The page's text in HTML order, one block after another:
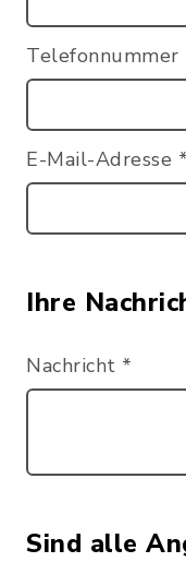
Telefonnummer
E-Mail-Adresse *
Ihre
Nachricht *
Sind alle